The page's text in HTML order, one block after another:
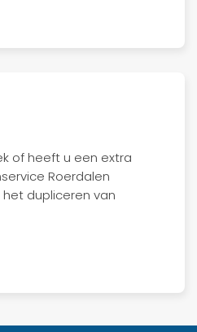
of heeft u een extra
Roerdalen
dupliceren van